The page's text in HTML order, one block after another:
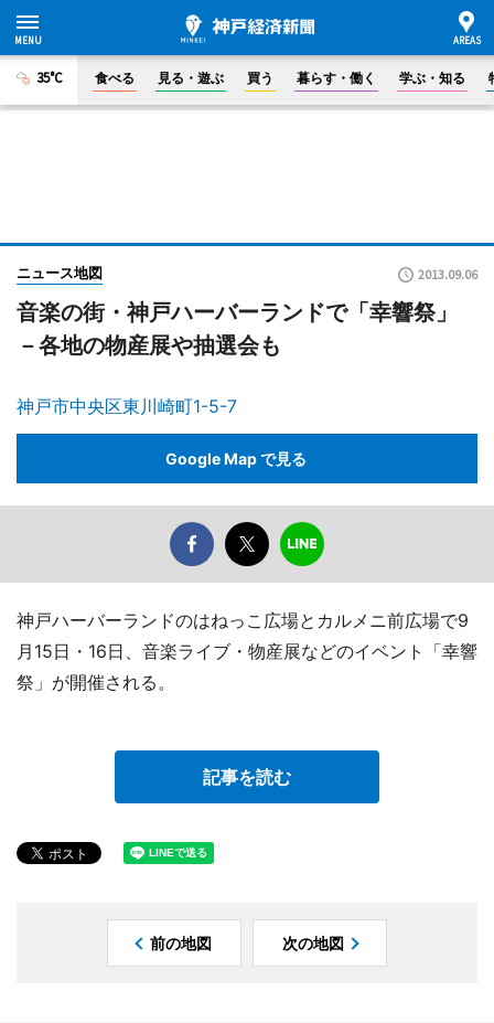
35°C 食べる 見る・遊ぶ 買う 暮らす・働く 学ぶ・知る
ニュース地図 2013.09.06
音楽の街・神戸ハーバーランドで「幸響祭」
－各地の物産展や抽選会も
神戸市中央区東川崎町1-5-7
Google Map で見る
神戸ハーバーランドのはねっこ広場とカルメニ前広場で9
月15日・16日、音楽ライブ・物産展などのイベント「幸響
祭」が開催される。
記事を読む
前の地図 次の地図